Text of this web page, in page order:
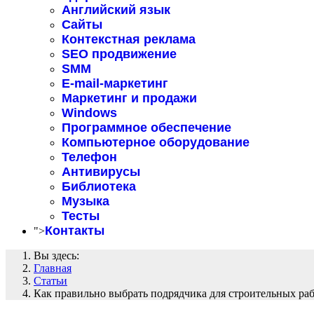
Английский язык
Сайты
Контекстная реклама
SEO продвижение
SMM
E-mail-маркетинг
Маркетинг и продажи
Windows
Программное обеспечение
Компьютерное оборудование
Телефон
Антивирусы
Библиотека
Музыка
Тесты
">Контакты
Вы здесь:
Главная
Статьи
Как правильно выбрать подрядчика для строительных